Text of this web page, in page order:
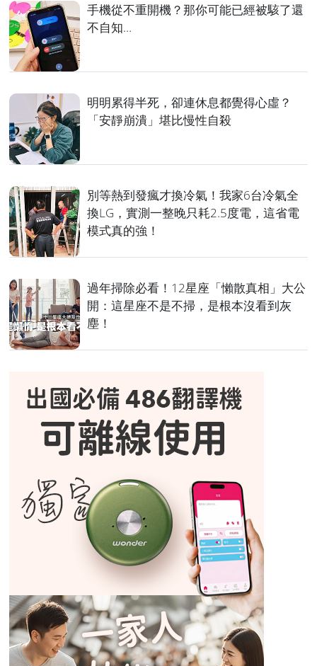
手機從不重開機？那你可能已經被駭了還
不自知…
明明累得半死，卻連休息都覺得心虛？
「安靜崩潰」堪比慢性自殺
別等熱到發瘋才換冷氣！我家6台冷氣全
換LG，實測一整晚只耗2.5度電，這省電
模式真的強！
過年掃除必看！12星座「懶散真相」大公
開：這星座不是不掃，是根本沒看到灰
塵！